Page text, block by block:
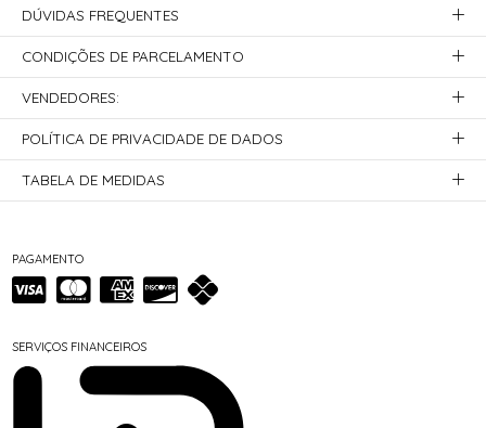
PAGAMENTO
SERVIÇOS FINANCEIROS
DÚVIDAS FREQUENTES
CONDIÇÕES DE PARCELAMENTO
VENDEDORES:
POLÍTICA DE PRIVACIDADE DE DADOS
TABELA DE MEDIDAS